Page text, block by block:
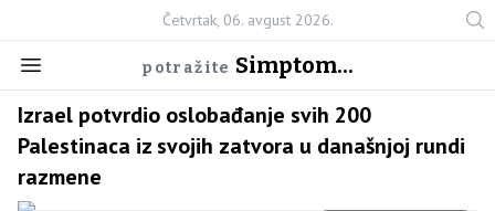
Četvrtak, 06. avgust 2026.
potražite Simptom...
Izrael potvrdio oslobađanje svih 200
Palestinaca iz svojih zatvora u današnjoj rundi
razmene